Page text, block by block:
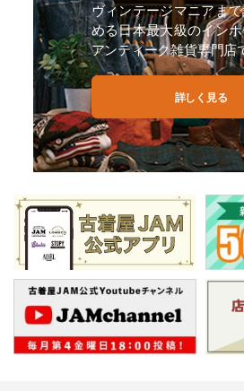
ヴィンテージマニアま
める日本最大級のイン
アンティーク雑貨専門店
詳しく見る